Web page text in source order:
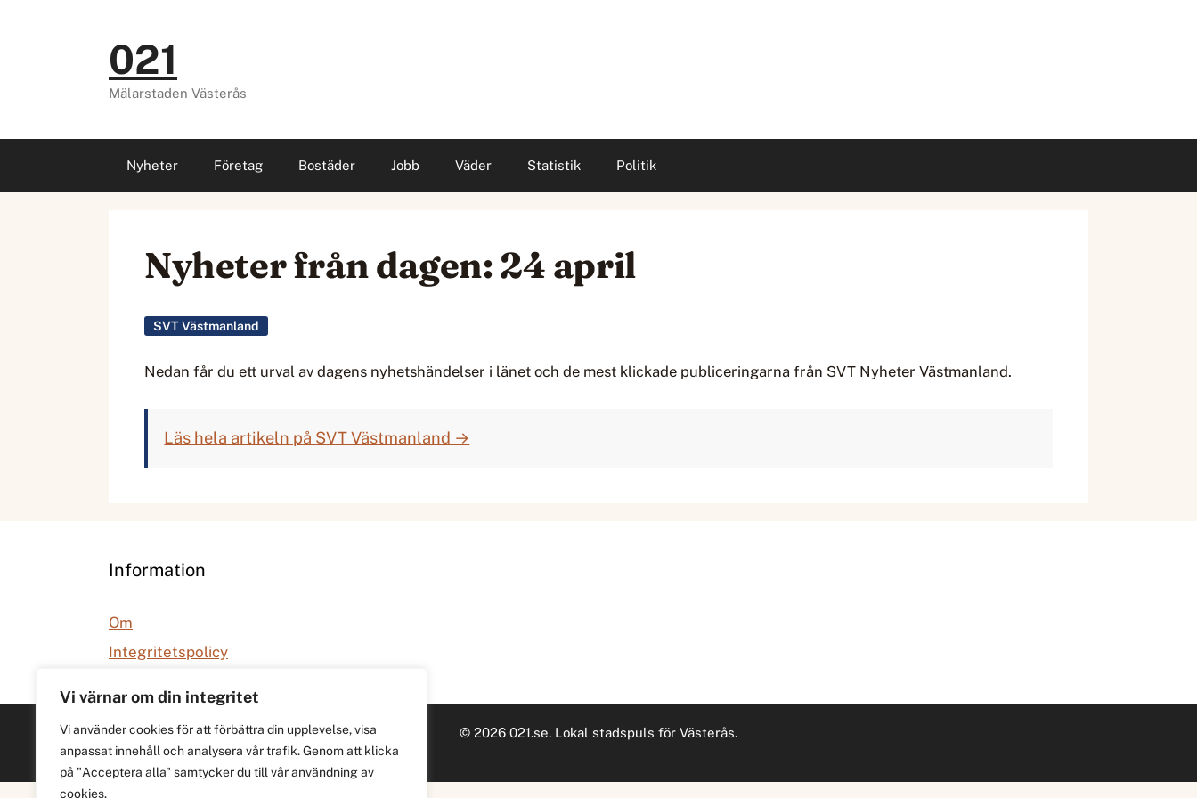
Vi värnar om din integritet
Vi använder cookies för att förbättra din upplevelse, visa
anpassat innehåll och analysera vår trafik. Genom att klicka
på "Acceptera alla" samtycker du till vår användning av
cookies.
021
Mälarstaden Västerås
Nyheter Företag Bostäder Jobb Väder Statistik Politik
Nyheter från dagen: 24 april
SVT Västmanland
Nedan får du ett urval av dagens nyhetshändelser i länet och de mest klickade publiceringarna från SVT Nyheter Västmanland.
Läs hela artikeln på SVT Västmanland →
Information
Om
Integritetspolicy
© 2026 021.se. Lokal stadspuls för Västerås.